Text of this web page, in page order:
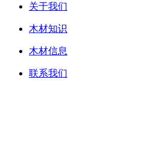
关于我们
木材知识
木材信息
联系我们